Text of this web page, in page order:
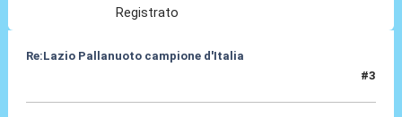
Registrato
Re:Lazio Pallanuoto campione d'Italia
#3